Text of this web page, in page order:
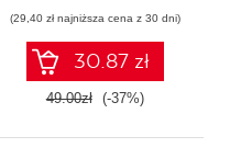
(29,40 zł najniższa cena z 30 dni)
30.87 zł
49.00zł (-37%)